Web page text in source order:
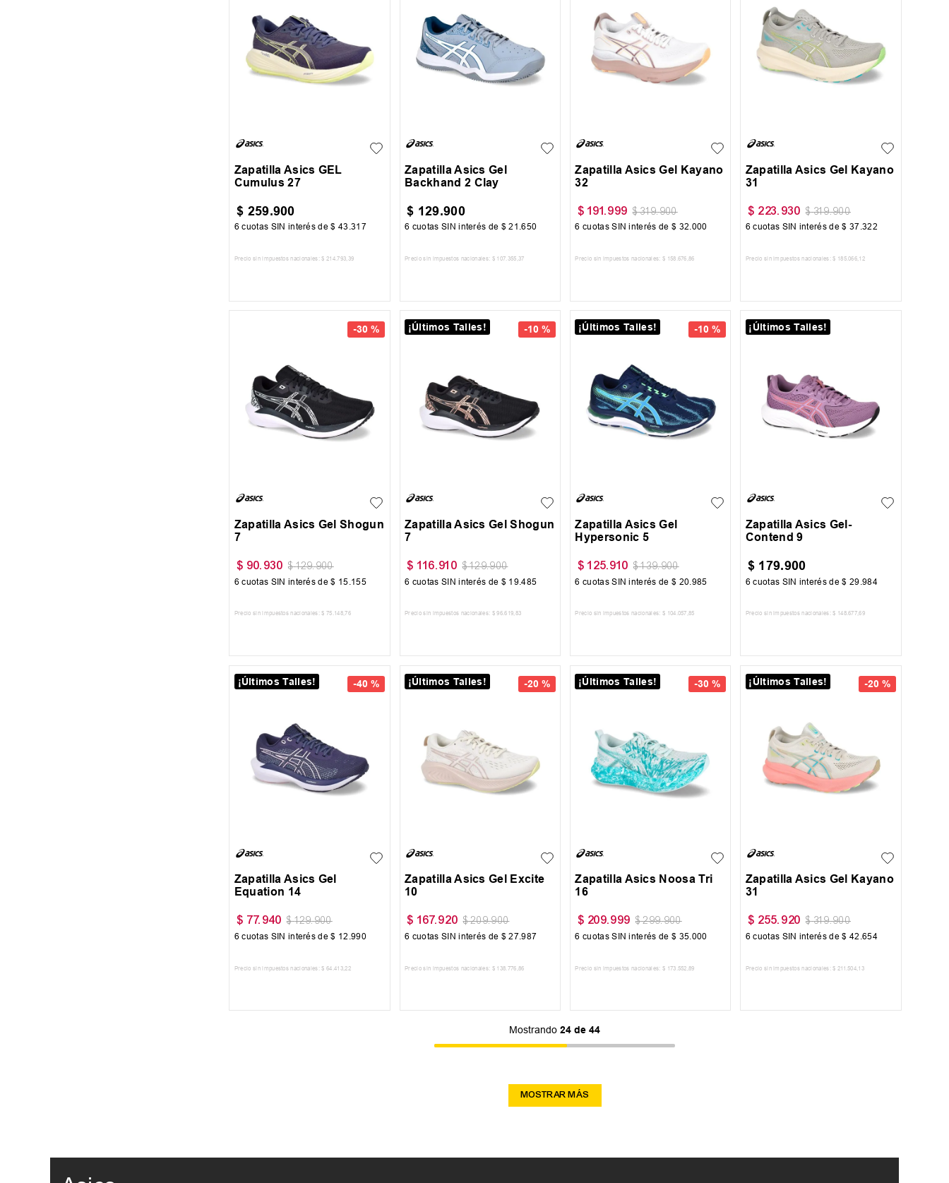
Zapatilla Asics GEL
Cumulus 27
$ 259.900
6 cuotas SIN interés de$ 43 .317
Precio sin impuestos nacionales: $ 214.793 39
Zapatilla Asics Gel
Backhand 2 Clay
$ 129.900
6 cuotas SIN interés de $ 21 .650
Precio sin impuestos nacionales: $ 107 355 37
Zapatilla Asics Gel Kayano
32
$ 191.999 $ 319.900
6 cuotas SIN interés de$ 32.000
Precio sin impuestos nacionales: $ 158 676 ,86
Zapatilla Asics Gel Kayano
31
$ 223. 930 $ 319.900
6 cuotas SIN interés de$ 37.322
Precio sin impuestos nacionales: $ 185.066 12
-30 %
Zapatilla Asics Gel Shogun
7
$ 90. 930 $ 129.900
6 cuotas SIN interés de$ 15 155
Precio sin impuestos nacionales: $ 75 .148,76
-10 %
¡Últimos Talles!
Zapatilla Asics Gel Shogun
7
$ 116.910 $ 129.900
6 cuotas SIN interés de $ 19 .485
Precio sin impuestos nacionales: $ 96.619,83
-10 %
¡Últimos Talles!
Zapatilla Asics Gel
Hypersonic 5
$ 125.910 $ 139.900
6 cuotas SIN interés de$ 20 985
Precio sin impuestos nacionales: $ 104 .057 ,85
¡Últimos Talles!
Zapatilla Asics Gel-
Contend 9
$ 179.900
6 cuotas SIN interés de$ 29 984
Precio sin impuestos nacionales: $ 148.677,69
-40 %
¡Últimos Talles!
Zapatilla Asics Gel
Equation 14
$ 77. 940 $ 129.900
6 cuotas SIN interés de$ 12 .990
Precio sin impuestos nacionales: $ 64 413,22
-20 %
¡Últimos Talles!
Zapatilla Asics Gel Excite
10
$ 167.920 $ 209.900
6 cuotas SIN interés de $ 27 .987
Precio sin impuestos nacionales: $ 138 776 86
-30 %
¡Últimos Talles!
Zapatilla Asics Noosa Tri
16
$ 209.999 $ 299.900
6 cuotas SIN interés de$ 35 000
Precio sin impuestos nacionales: $ 173 552 ,89
-20 %
¡Últimos Talles!
Zapatilla Asics Gel Kayano
31
$ 255. 920 $ 319.900
6 cuotas SIN interés de$ 42 654
Precio sin impuestos nacionales: $ 211 .504 13
Mostrando24 de 44
MOSTRAR MÁS